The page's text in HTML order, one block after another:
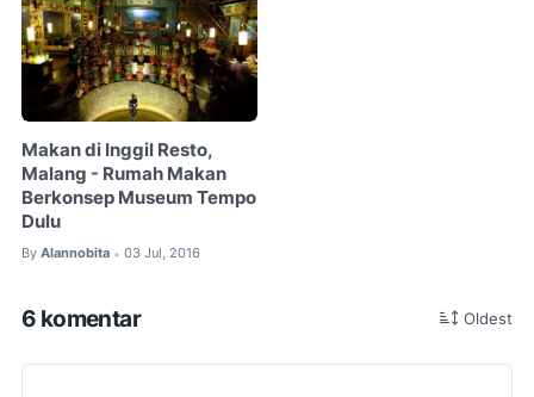
Makan di Inggil Resto,
Malang - Rumah Makan
Berkonsep Museum Tempo
Dulu
By Alannobita • 03 Jul, 2016
6 komentar Oldest